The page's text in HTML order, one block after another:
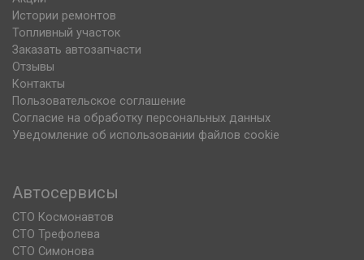
Истории ремонтов
Топливный участок
Заказать автозапчасти
Отзывы
Контакты
Пользовательское соглашение
Согласие на обработку персональных данных
Уведомление об использовании файлов cookie
Автосервисы
СТО Космонавтов
СТО Трефолева
СТО Симонова